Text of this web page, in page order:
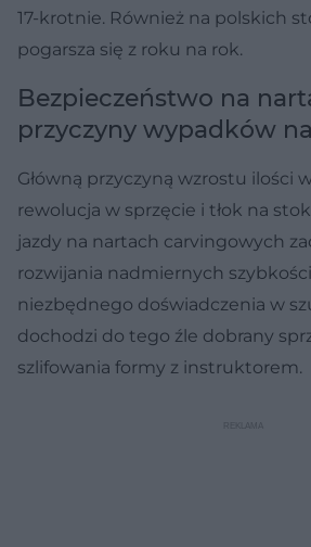
17-krotnie. Również na polskich
pogarsza się z roku na rok.
Bezpieczeństwo na
przyczyny wypadków
Główną przyczyną wzrostu ilości
rewolucja w sprzęcie i tłok na
jazdy na nartach carvingowych
rozwijania nadmiernych
niezbędnego doświadczenia w
dochodzi do tego źle dobrany
szlifowania formy z instruktorem.